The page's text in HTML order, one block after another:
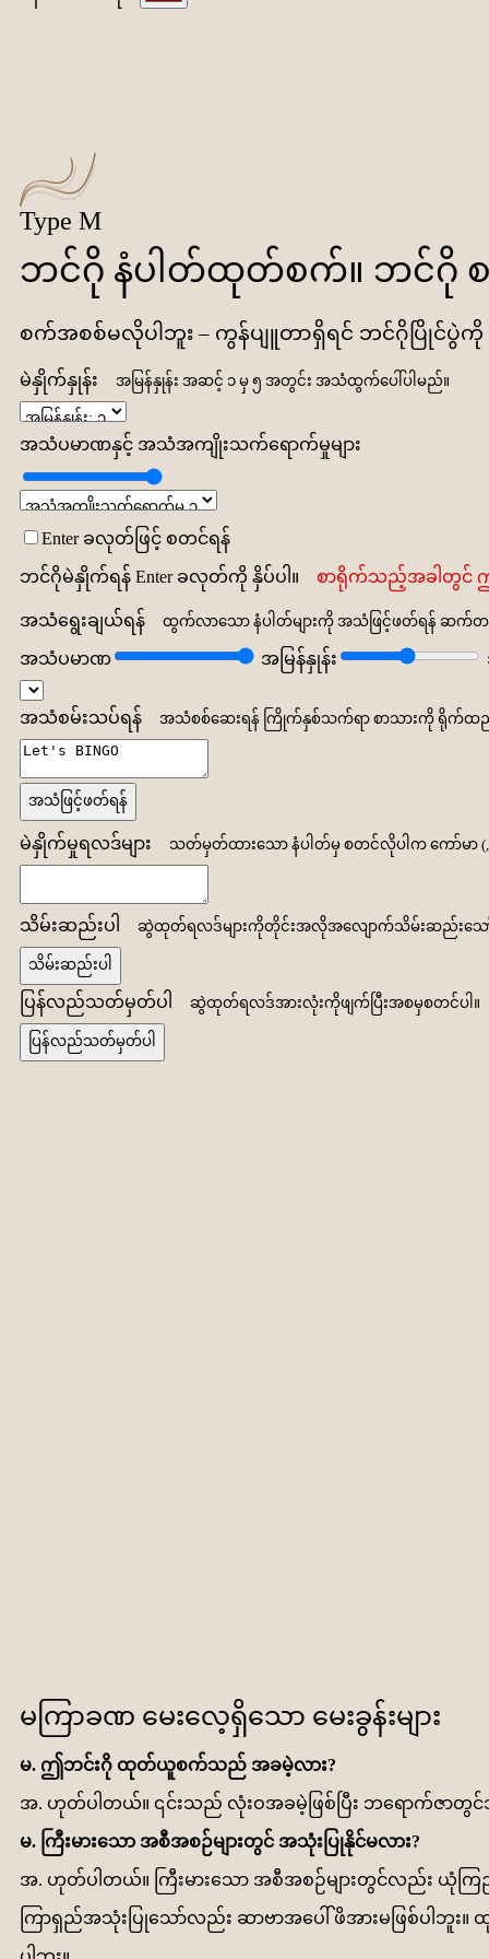
Type M
ဘင်ဂို နံပါတ်ထုတ်စက်။ ဘင်ဂို စ
စက်အစစ်မလိုပါဘူး – ကွန်ပျူတာရှိရင် ဘင်ဂိုပြိုင်
မဲနှိုက်နှုန်း အမြန်နှုန်း အဆင့် ၁ မှ ၅ အတွင်း အသံထွက်ပေါ်ပါမည်။
အသံပမာဏနှင့် အသံအကျိုးသက်ရောက်မှုများ
Enter ခလုတ်ဖြင့် စတင်ရန်
ဘင်ဂိုမဲနှိုက်ရန် Enter ခလုတ်ကို နှိပ်ပါ။ စာရိုက်သည့်အခါတွင် ဤ
အသံရွေးချယ်ရန် ထွက်လာသော နံပါတ်များကို အသံဖြင့်ဖတ်ရန် ဆက်တင်
အသံပမာဏ အမြန်နှုန်း
အသံစမ်းသပ်ရန် အသံစစ်ဆေးရန် ကြိုက်နှစ်သက်ရာ စာသားကို ရိုက်ထ
အသံဖြင့်ဖတ်ရန်
မဲနှိုက်မှုရလဒ်များ သတ်မှတ်ထားသော နံပါတ်မှ စတင်လိုပါက ကော်မာ (,) ခ
သိမ်းဆည်းပါ ဆွဲထုတ်ရလဒ်များကိုတိုင်းအလိုအလျောက်သိမ်းဆည်းသ
သိမ်းဆည်းပါ
ပြန်လည်သတ်မှတ်ပါ ဆွဲထုတ်ရလဒ်အားလုံးကိုဖျက်ပြီးအစမှစတင်ပါ။
ပြန်လည်သတ်မှတ်ပါ
မကြာခဏ မေးလေ့ရှိသော မေးခွန်းများ
မ. ဤဘင်းဂို ထုတ်ယူစက်သည် အခမဲ့လား?
အ. ဟုတ်ပါတယ်။ ၎င်းသည် လုံးဝအခမဲ့ဖြစ်ပြီး ဘရောက်ဇာ
မ. ကြီးမားသော အစီအစဉ်များတွင် အသုံးပြုနိုင်မလား?
အ. ဟုတ်ပါတယ်။ ကြီးမားသော အစီအစဉ်များတွင်လည်း ယုံ
ကြာရှည်အသုံးပြုသော်လည်း ဆာဗာအပေါ် ဖိအားမဖြစ်ပါဘူး